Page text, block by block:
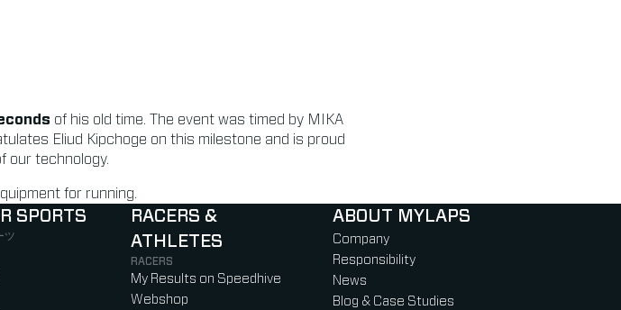
of his old time. The event was timed by MIKA
Eliud Kipchoge on this milestone and is proud
our technology.
for running.
SPORTS
ツ
RACERS &
ATHLETES
RACERS
My Results on Speedhive
Webshop
ABOUT MYLAPS
Company
Responsibility
News
Blog & Case Studies